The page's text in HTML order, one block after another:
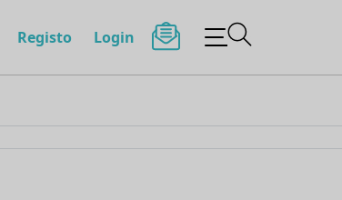
Registo Login